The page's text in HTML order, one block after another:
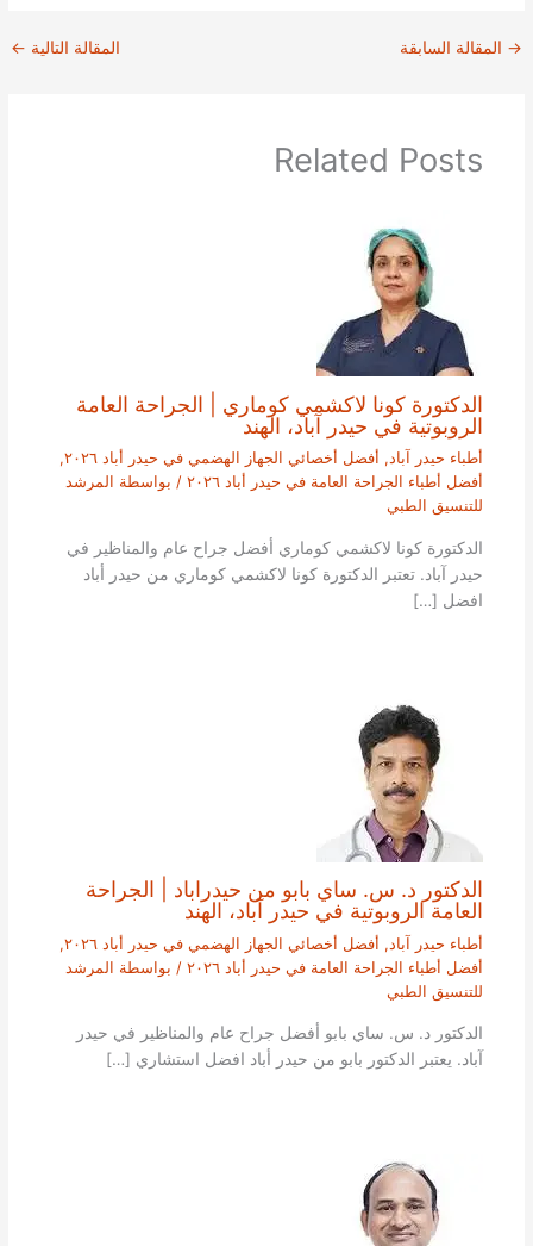
→ المقالة السابقة المقالة التالية ←
Related Posts
الدكتورة كونا لاكشمي كوماري | الجراحة العامة
الروبوتية في حيدر آباد، الهند
أطباء حيدر آباد, أفضل أخصائي الجهاز الهضمي في حيدر أباد ٢٠٢٦
,
أفضل أطباء الجراحة العامة في حيدر أباد ٢٠٢٦
/ بواسطة المرشد
للتنسيق الطبي
الدكتورة كونا لاكشمي كوماري أفضل جراح عام والمناظير في
حيدر آباد. تعتبر الدكتورة كونا لاكشمي كوماري من حيدر أباد
افضل […]
الدكتور د. س. ساي بابو من حيدراباد | الجراحة
العامة الروبوتية في حيدر آباد، الهند
أطباء حيدر آباد , أفضل أخصائي الجهاز الهضمي في حيدر أباد ٢٠٢٦
,
أفضل أطباء الجراحة العامة في حيدر أباد ٢٠٢٦
/ بواسطة المرشد
للتنسيق الطبي
الدكتور د. س. ساي بابو أفضل جراح عام والمناظير في حيدر
آباد. يعتبر الدكتور بابو من حيدر أباد افضل استشاري […]